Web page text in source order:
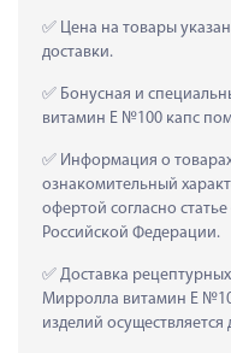
Цена на товары
доставки.
Бонусная и
витамин Е №100 капс
Информация о
ознакомительный
офертой согласно
Российской Федерации.
Доставка
Мирролла витамин Е
изделий